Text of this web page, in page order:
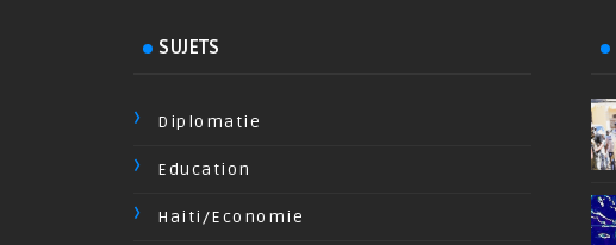
SUJETS
Diplomatie
Education
Haiti/Economie